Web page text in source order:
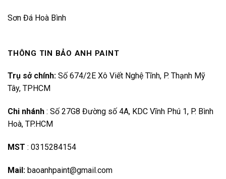
Sơn Đá Hoà Bình
THÔNG TIN BẢO ANH PAINT
Trụ sở chính: Số 674/2E Xô Viết Nghệ Tĩnh, P. Thạnh Mỹ
Tây, TPHCM
Chi nhánh : Số 27G8 Đường số 4A, KDC Vĩnh Phú 1, P. Bình
Hoà, TP.HCM
MST : 0315284154
Mail: baoanhpaint@gmail.com